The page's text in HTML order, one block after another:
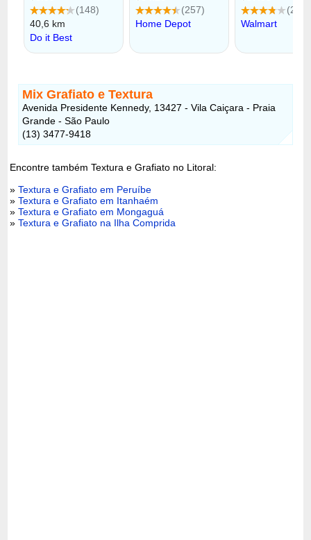
Mix Grafiato e Textura
Avenida Presidente Kennedy, 13427 - Vila Caiçara - Praia
Grande - São Paulo
(13) 3477-9418
Encontre também Textura e Grafiato no Litoral:
»Textura e Grafiato em Peruíbe
»Textura e Grafiato em Itanhaém
»Textura e Grafiato em Mongaguá
»Textura e Grafiato na Ilha Comprida